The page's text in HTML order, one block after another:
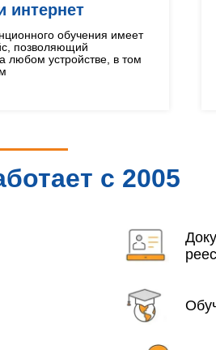
интернет
обучения имеет
позволяющий
любом устройстве, в том
с 2005